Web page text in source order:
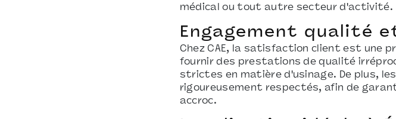
médical ou tout autre secteur d'activité.
Engagement qualité
Chez CAE, la satisfaction client est une
fournir des prestations de qualité
strictes en matière d'usinage. De plus,
rigoureusement respectés, afin de
accroc.